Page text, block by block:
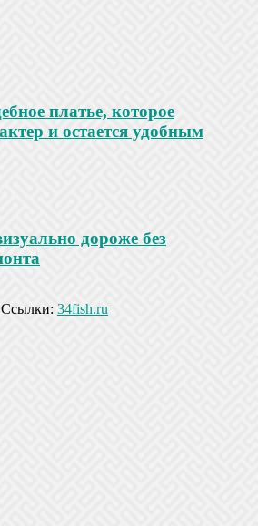
платье, которое
и остается удобным
дороже без
Ссылки: 34fish.ru